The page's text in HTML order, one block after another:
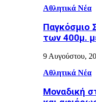
Αθλητικά Νέα
Παγκόσμιο
των 400μ.
9 Αυγούστου,
Αθλητικά Νέα
Μοναδική